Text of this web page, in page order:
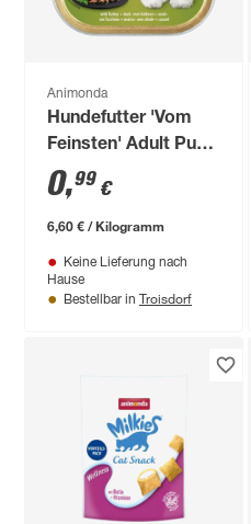
Animonda
Hundefutter 'Vom
Feinsten' Adult Pute
& Ente 150 g
0,99 €
6,60 € / Kilogramm
Keine Lieferung nach
Hause
Bestellbar in Troisdorf